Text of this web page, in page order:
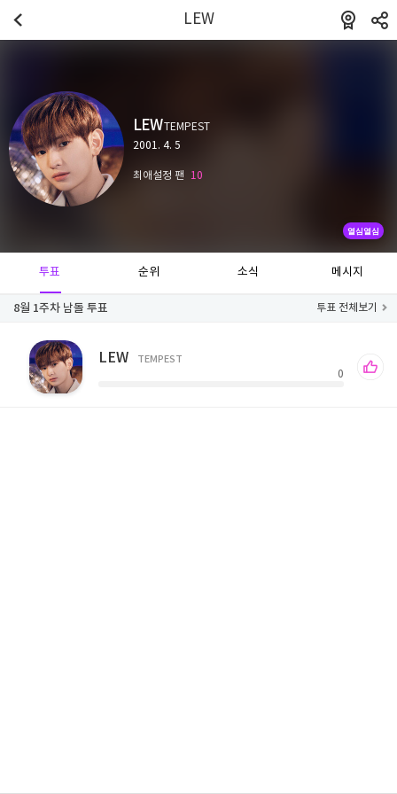
LEW
LEW TEMPEST
2001. 4. 5
최애설정 팬 10
열심열심
투표 순위 소식 메시지
8월 1주차 남돌 투표 투표 전체보기
LEW TEMPEST
0